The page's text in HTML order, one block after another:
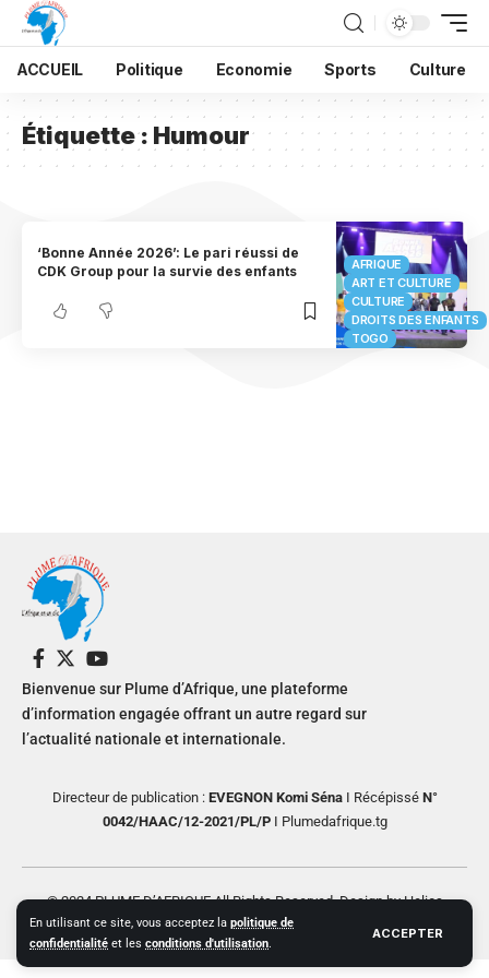
En utilisant ce site, vous acceptez la politique de
confidentialité et les conditions d'utilisation.
ACCEPTER
ACCUEIL Politique Economie Sports Culture
Étiquette : Humour
AFRIQUE
ART ET CULTURE
CULTURE
DROITS DES ENFANTS
TOGO
‘Bonne Année 2026’: Le pari réussi de
CDK Group pour la survie des enfants
Bienvenue sur Plume d’Afrique, une plateforme
d’information engagée offrant un autre regard sur
l’actualité nationale et internationale.
Directeur de publication : EVEGNON Komi SénaI RécépisséN°
0042/HAAC/12-2021/PL/PI Plumedafrique.tg
© 2024 PLUME D’AFRIQUE All Rights Reserved. Design by Helios
Creative